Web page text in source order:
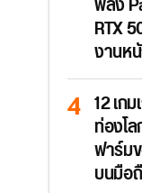
RTX
งานห
12 เก
ท่องโ
ฟาร์ม
บนมือ